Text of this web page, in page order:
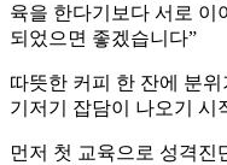
육을 한다기보다 서로 이
되었으면 좋겠습니다”
따뜻한 커피 한 잔에 분
기저기 잡담이 나오기 시
먼저 첫 교육으로 성격진